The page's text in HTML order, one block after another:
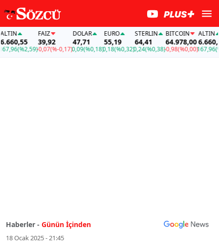
(%2,59)
FAİZ
39,92
-0,07(%-0,17)
DOLAR
47,71
0,09(%0,18)
EURO
55,19
0,18(%0,32)
STERLIN
64,41
0,24(%0,38)
BITCOIN
64.978,00
-0,98(%0,00)
ALTIN
6.660,55
167,96
Haberler - Günün İçinden
18 Ocak 2025 - 21:45